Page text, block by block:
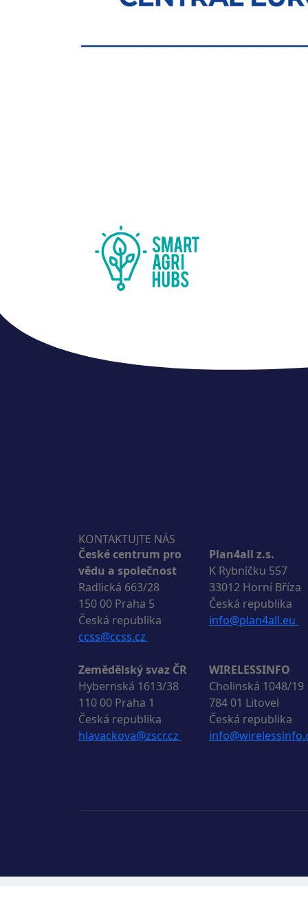
KONTAKTUJTE NÁS
České centrum pro
vědu a společnost
Radlická 663/28
150 00 Praha 5
Česká republika
ccss@ccss.cz
Plan4all z.s.
K Rybníčku 557
33012 Horní Bříza
Česká republika
info@plan4all.eu
Zemědělský svaz ČR
Hybernská 1613/38
110 00 Praha 1
Česká republika
hlavackova@zscr.cz
WIRELESSINFO
Cholinská 1048/19
784 01 Litovel
Česká republika